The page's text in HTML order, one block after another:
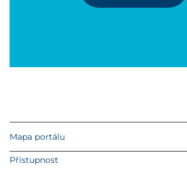
Mapa portálu
Přístupnost